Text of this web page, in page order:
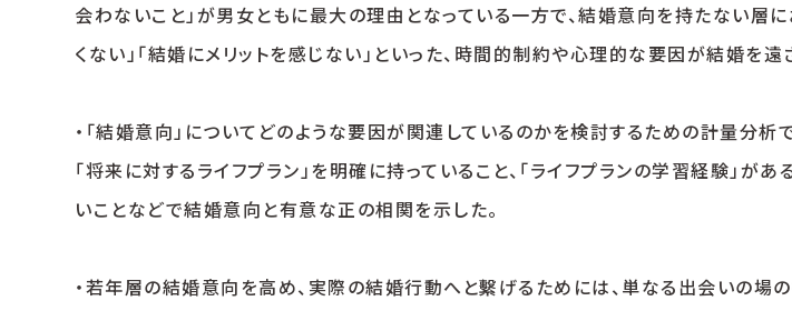
会わないこと」が男女ともに最大の理由となっている一方で、結婚意向を持たない層
くない」「結婚にメリットを感じない」といった、時間的制約や心理的な要因が結婚を遠
・「結婚意向」についてどのような要因が関連しているのかを検討するための計量分析
「将来に対するライフプラン」を明確に持っていること、「ライフプランの学習経験」
いことなどで結婚意向と有意な正の相関を示した。
・若年層の結婚意向を高め、実際の結婚行動へと繫げるためには、単なる出会いの場